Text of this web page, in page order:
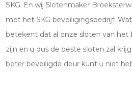
SKG. En wij Slotenmaker
met het SKG beveiligingsbedrijf.
betekent dat al onze sloten van het
zijn en u dus de beste sloten zal
beter beveiligde deur kunt u niet